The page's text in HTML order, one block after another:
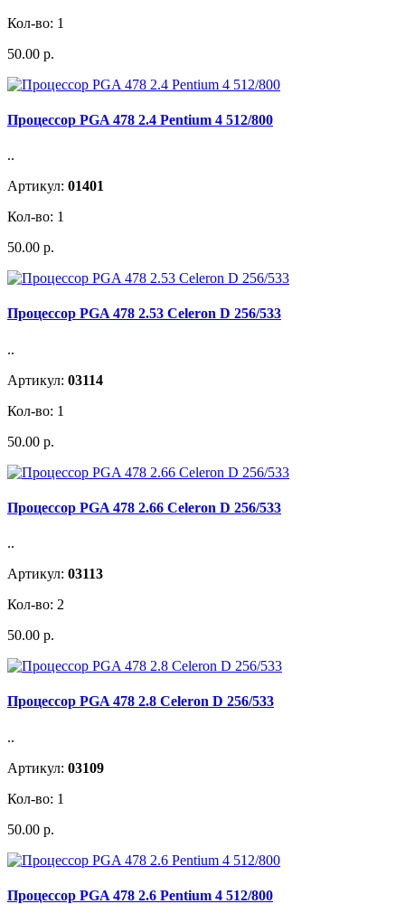
Кол-во: 1
50.00 р.
Процессор PGA 478 2.4 Pentium 4 512/800
..
Артикул: 01401
Кол-во: 1
50.00 р.
Процессор PGA 478 2.53 Celeron D 256/533
..
Артикул: 03114
Кол-во: 1
50.00 р.
Процессор PGA 478 2.66 Celeron D 256/533
..
Артикул: 03113
Кол-во: 2
50.00 р.
Процессор PGA 478 2.8 Celeron D 256/533
..
Артикул: 03109
Кол-во: 1
50.00 р.
Процессор PGA 478 2.6 Pentium 4 512/800